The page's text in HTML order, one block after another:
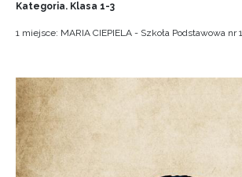
Kategoria. Klasa 1-3
1 miejsce: MARIA CIEPIELA - Szkoła Podstawowa nr